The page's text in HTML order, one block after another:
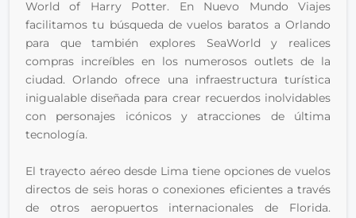
World of Harry Potter. En Nuevo Mundo Viajes
facilitamos tu búsqueda de vuelos baratos a Orlando
para que también explores SeaWorld y realices
compras increíbles en los numerosos outlets de la
ciudad. Orlando ofrece una infraestructura turística
inigualable diseñada para crear recuerdos inolvidables
con personajes icónicos y atracciones de última
tecnología.
El trayecto aéreo desde Lima tiene opciones de vuelos
directos de seis horas o conexiones eficientes a través
de otros aeropuertos internacionales de Florida.